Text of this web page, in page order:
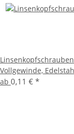
Vollgewinde,
ab 0,11 € *